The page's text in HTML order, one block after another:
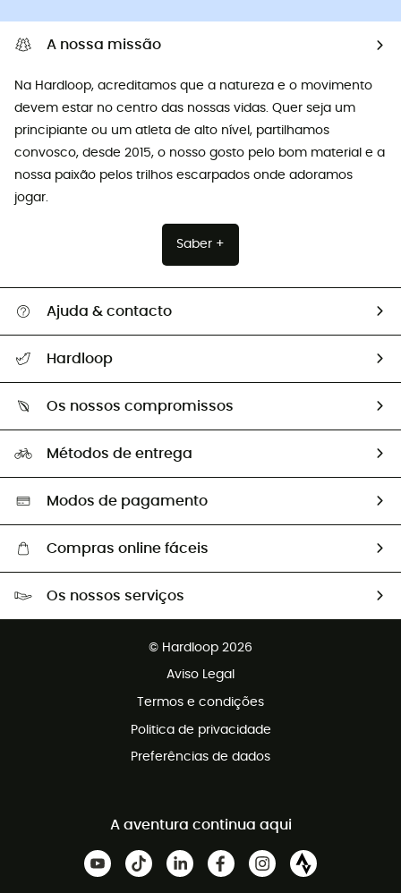
A nossa missão
Na Hardloop, acreditamos que a natureza e o movimento
devem estar no centro das nossas vidas. Quer seja um
principiante ou um atleta de alto nível, partilhamos
convosco, desde 2015, o nosso gosto pelo bom material e a
nossa paixão pelos trilhos escarpados onde adoramos
jogar.
Saber +
Ajuda & contacto
Devoluções e reembolsos
Guia de tamanhos
Trocas & Devoluções
Hardloop
Os nossos embaixadores
Os nossos compromissos
Seleção eco-responsável
Métodos de entrega
Modos de pagamento
Compras online fáceis
Devoluções gratuitas em 100 dias
Os nossos serviços
© Hardloop 2026
Aviso Legal
Termos e condições
Politica de privacidade
Preferências de dados
A aventura continua aqui